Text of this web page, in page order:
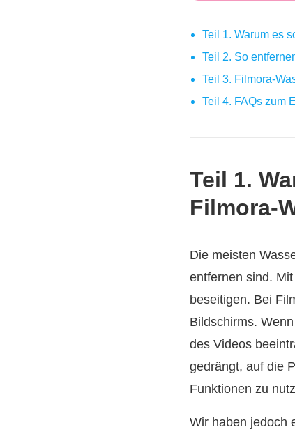
Teil 1. Warum es
Teil 2. So
Teil 3.
Teil 4. FAQs zum
Teil 1.
Die meisten
entfernen sind.
beseitigen. Bei
Bildschirms.
des Videos
gedrängt, auf die
Funktionen zu
Wir haben jedoch